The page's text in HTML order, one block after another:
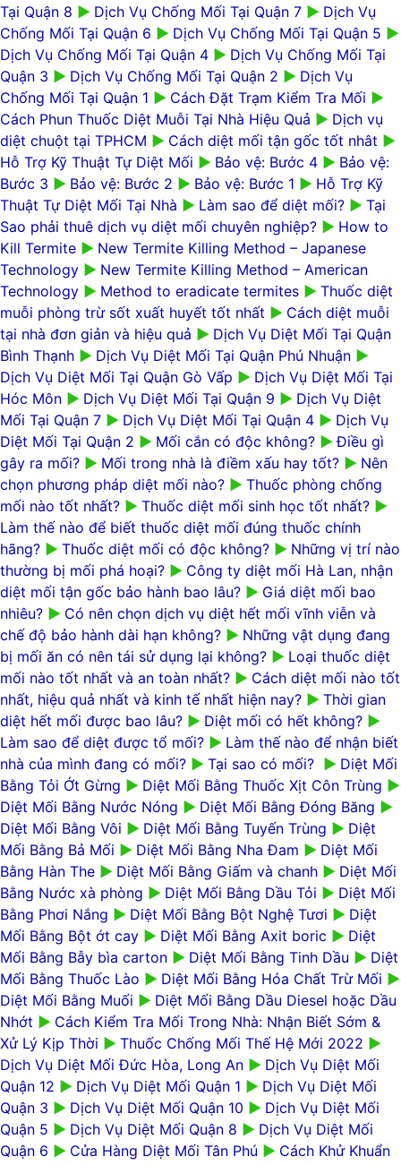
Tại Quận 8 ► Dịch Vụ Chống Mối Tại Quận 7 ► Dịch Vụ
Chống Mối Tại Quận 6 ► Dịch Vụ Chống Mối Tại Quận 5 ►
Dịch Vụ Chống Mối Tại Quận 4 ► Dịch Vụ Chống Mối Tại
Quận 3 ► Dịch Vụ Chống Mối Tại Quận 2 ► Dịch Vụ
Chống Mối Tại Quận 1 ► Cách Đặt Trạm Kiểm Tra Mối ►
Cách Phun Thuốc Diệt Muỗi Tại Nhà Hiệu Quả ► Dịch vụ
diệt chuột tại TPHCM ► Cách diệt mối tận gốc tốt nhât ►
Hỗ Trợ Kỹ Thuật Tự Diệt Mối ► Bảo vệ: Bước 4 ► Bảo vệ:
Bước 3 ► Bảo vệ: Bước 2 ► Bảo vệ: Bước 1 ► Hỗ Trợ Kỹ
Thuật Tự Diệt Mối Tại Nhà ► Làm sao để diệt mối? ► Tại
Sao phải thuê dịch vụ diệt mối chuyên nghiệp? ► How to
Kill Termite ► New Termite Killing Method – Japanese
Technology ► New Termite Killing Method – American
Technology ► Method to eradicate termites ► Thuốc diệt
muỗi phòng trừ sốt xuất huyết tốt nhất ► Cách diệt muỗi
tại nhà đơn giản và hiệu quả ► Dịch Vụ Diệt Mối Tại Quận
Bình Thạnh ► Dịch Vụ Diệt Mối Tại Quận Phú Nhuận ►
Dịch Vụ Diệt Mối Tại Quận Gò Vấp ► Dịch Vụ Diệt Mối Tại
Hóc Môn ► Dịch Vụ Diệt Mối Tại Quận 9 ► Dịch Vụ Diệt
Mối Tại Quận 7 ► Dịch Vụ Diệt Mối Tại Quận 4 ► Dịch Vụ
Diệt Mối Tại Quận 2 ► Mối cắn có độc không? ►Điều gì
gây ra mối? ► Mối trong nhà là điềm xấu hay tốt? ► Nên
chọn phương pháp diệt mối nào? ► Thuốc phòng chống
mối nào tốt nhất? ► Thuốc diệt mối sinh học tốt nhất? ►
Làm thế nào để biết thuốc diệt mối đúng thuốc chính
hãng? ► Thuốc diệt mối có độc không? ► Những vị trí nào
thường bị mối phá hoại? ► Công ty diệt mối Hà Lan, nhận
diệt mối tận gốc bảo hành bao lâu? ► Giá diệt mối bao
nhiêu? ► Có nên chọn dịch vụ diệt hết mối vĩnh viễn và
chế độ bảo hành dài hạn không? ► Những vật dụng đang
bị mối ăn có nên tái sử dụng lại không? ► Loại thuốc diệt
mối nào tốt nhất và an toàn nhất? ► Cách diệt mối nào tốt
nhất, hiệu quả nhất và kinh tế nhất hiện nay? ► Thời gian
diệt hết mối được bao lâu? ► Diệt mối có hết không? ►
Làm sao để diệt được tổ mối? ► Làm thế nào để nhận biết
nhà của mình đang có mối? ► Tại sao có mối? ► Diệt Mối
Bằng Tỏi Ớt Gừng ► Diệt Mối Bằng Thuốc Xịt Côn Trùng ►
Diệt Mối Bằng Nước Nóng ► Diệt Mối Bằng Đóng Băng ►
Diệt Mối Bằng Vôi ► Diệt Mối Bằng Tuyến Trùng ► Diệt
Mối Bằng Bả Mối ► Diệt Mối Bằng Nha Đam ► Diệt Mối
Bằng Hàn The ► Diệt Mối Bằng Giấm và chanh ► Diệt Mối
Bằng Nước xà phòng ► Diệt Mối Bằng Dầu Tỏi ► Diệt Mối
Bằng Phơi Nắng ► Diệt Mối Bằng Bột Nghệ Tươi ► Diệt
Mối Bằng Bột ớt cay ► Diệt Mối Bằng Axit boric ► Diệt
Mối Bằng Bẫy bìa carton ► Diệt Mối Bằng Tinh Dầu ► Diệt
Mối Bằng Thuốc Lào ► Diệt Mối Bằng Hóa Chất Trừ Mối ►
Diệt Mối Bằng Muối ► Diệt Mối Bằng Dầu Diesel hoặc Dầu
Nhớt ► Cách Kiểm Tra Mối Trong Nhà: Nhận Biết Sớm &
Xử Lý Kịp Thời ► Thuốc Chống Mối Thế Hệ Mới 2022 ►
Dịch Vụ Diệt Mối Đức Hòa, Long An ► Dịch Vụ Diệt Mối
Quận 12 ► Dịch Vụ Diệt Mối Quận 1 ► Dịch Vụ Diệt Mối
Quận 3 ► Dịch Vụ Diệt Mối Quận 10 ► Dịch Vụ Diệt Mối
Quận 5 ► Dịch Vụ Diệt Mối Quận 8 ► Dịch Vụ Diệt Mối
Quận 6 ► Cửa Hàng Diệt Mối Tân Phú ► Cách Khử Khuẩn